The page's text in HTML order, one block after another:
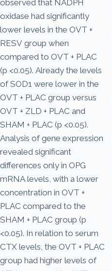
observed that NADPH
oxidase had significantly
lower levels in the OVT +
RESV group when
compared to OVT + PLAC
(p <0.05). Already the levels
of SOD1 were lower in the
OVT + PLAC group versus
OVT + ZLD + PLAC and
SHAM + PLAC (p <0.05).
Analysis of gene expression
revealed significant
differences only in OPG
mRNA levels, with a lower
concentration in OVT +
PLAC compared to the
SHAM + PLAC group (p
<0.05). In relation to serum
CTX levels, the OVT + PLAC
group had higher levels of